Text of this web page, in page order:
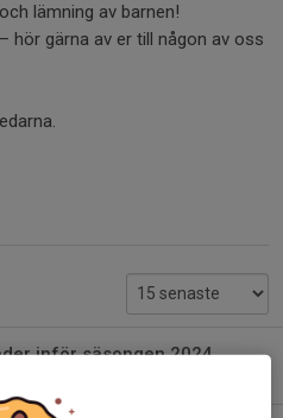
lämning av barnen!
hör gärna av er till någon av oss
inför säsongen 2024